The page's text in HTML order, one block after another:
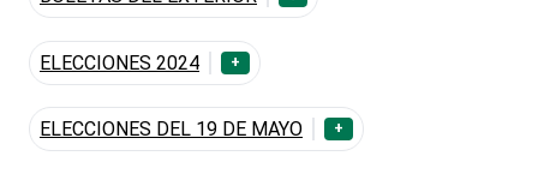
ELECCIONES 2024 +
ELECCIONES DEL 19 DE MAYO +